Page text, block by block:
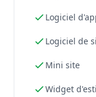
Logiciel
Logiciel de
Mini site
Widget